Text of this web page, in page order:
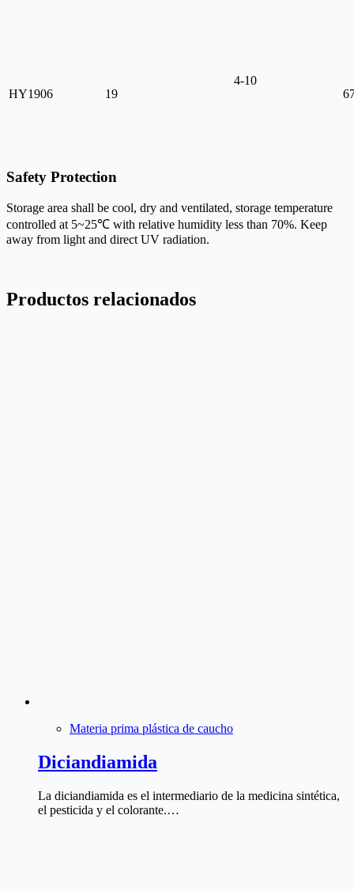
HY1906 19
4-10
Safety Protection
Storage area shall be cool, dry and ventilated, storage temperature
controlled at 5~25℃ with relative humidity less than 70%. Keep
away from light and direct UV radiation.
Productos relacionados
Materia prima plástica de caucho
Diciandiamida
La diciandiamida es el intermediario de la medicina sintética,
el pesticida y el colorante.…